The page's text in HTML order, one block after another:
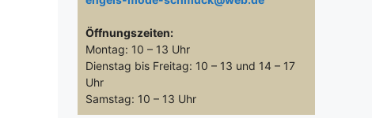
Öffnungszeiten:
Montag: 10 – 13 Uhr
Dienstag bis Freitag: 10 – 13 und 14 – 17
Uhr
Samstag: 10 – 13 Uhr